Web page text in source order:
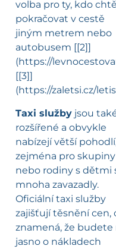
volba pro ty, kdo
pokračovat v cestě
jiným metrem nebo
autobusem [[2]]
(https://
[[3]]
(https://zaletsi.cz/
Taxi služby jsou
rozšířené a obvykle
nabízejí větší
zejména pro skupiny
nebo rodiny s dětmi
mnoha zavazadly.
Oficiální taxi služby
zajišťují těsnění cen,
znamená, že
jasno o nákladech